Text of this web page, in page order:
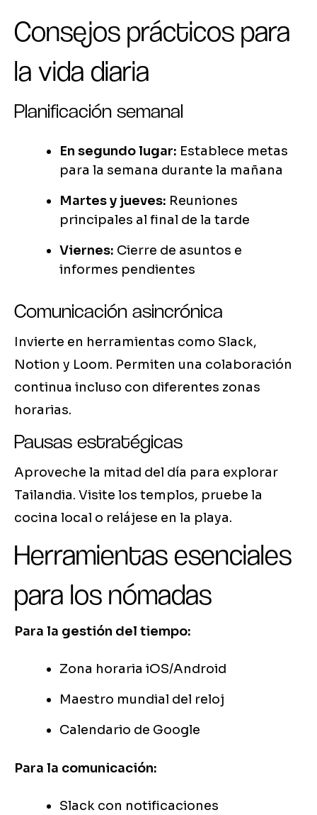
Consejos prácticos para
la vida diaria
Planificación semanal
En segundo lugar: Establece metas
para la semana durante la mañana
Martes y jueves: Reuniones
principales al final de la tarde
Viernes: Cierre de asuntos e
informes pendientes
Comunicación asincrónica
Invierte en herramientas como Slack,
Notion y Loom. Permiten una colaboración
continua incluso con diferentes zonas
horarias.
Pausas estratégicas
Aproveche la mitad del día para explorar
Tailandia. Visite los templos, pruebe la
cocina local o relájese en la playa.
Herramientas esenciales
para los nómadas
Para la gestión del tiempo:
Zona horaria iOS/Android
Maestro mundial del reloj
Calendario de Google
Para la comunicación:
Slack con notificaciones